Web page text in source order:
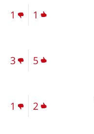
1
1
5
3
2
1